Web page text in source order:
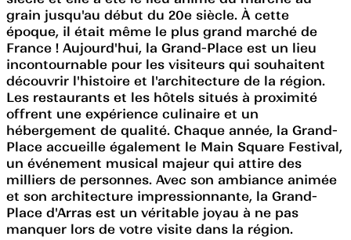
grain jusqu'au début du 20e siècle. À cette
époque, il était même le plus grand marché de
France ! Aujourd'hui, la Grand-Place est un lieu
incontournable pour les visiteurs qui souhaitent
découvrir l'histoire et l'architecture de la région.
Les restaurants et les hôtels situés à proximité
offrent une expérience culinaire et un
hébergement de qualité. Chaque année, la Grand-
Place accueille également le Main Square Festival,
un événement musical majeur qui attire des
milliers de personnes. Avec son ambiance animée
et son architecture impressionnante, la Grand-
Place d'Arras est un véritable joyau à ne pas
manquer lors de votre visite dans la région.